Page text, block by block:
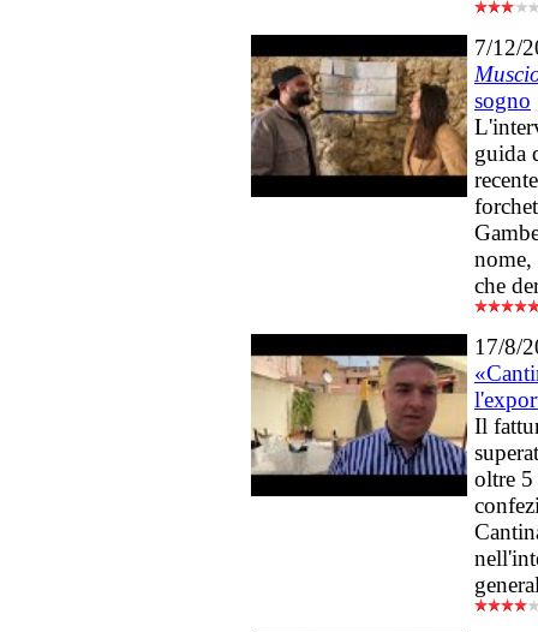
7/12/
sogno
guida
nome,
che
17/8/
Il
oltre